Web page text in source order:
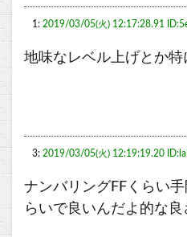
1: 2019/03/05(火) 12:17:28.91
地味なレベル上げとか特
3: 2019/03/05(火) 12:19:19.20
ナンバリングFFくらい
らいで良いんだよ的な良